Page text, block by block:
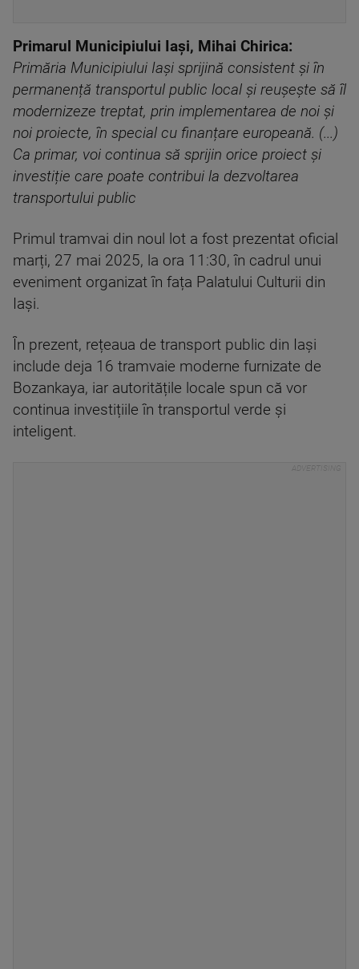
Primarul Municipiului Iași, Mihai Chirica:
Primăria Municipiului Iași sprijină consistent și în
permanență transportul public local și reușește să îl
modernizeze treptat, prin implementarea de noi și
noi proiecte, în special cu finanțare europeană. (...)
Ca primar, voi continua să sprijin orice proiect și
investiție care poate contribui la dezvoltarea
transportului public
Primul tramvai din noul lot a fost prezentat oficial
marți, 27 mai 2025, la ora 11:30, în cadrul unui
eveniment organizat în fața Palatului Culturii din
Iași.
În prezent, rețeaua de transport public din Iași
include deja 16 tramvaie moderne furnizate de
Bozankaya, iar autoritățile locale spun că vor
continua investițiile în transportul verde și
inteligent.